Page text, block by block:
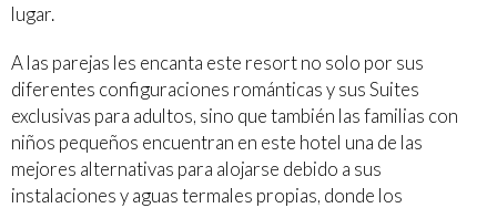
lugar.
A las parejas les encanta este resort no solo por sus
diferentes configuraciones románticas y sus Suites
exclusivas para adultos, sino que también las familias con
niños pequeños encuentran en este hotel una de las
mejores alternativas para alojarse debido a sus
instalaciones y aguas termales propias, donde los